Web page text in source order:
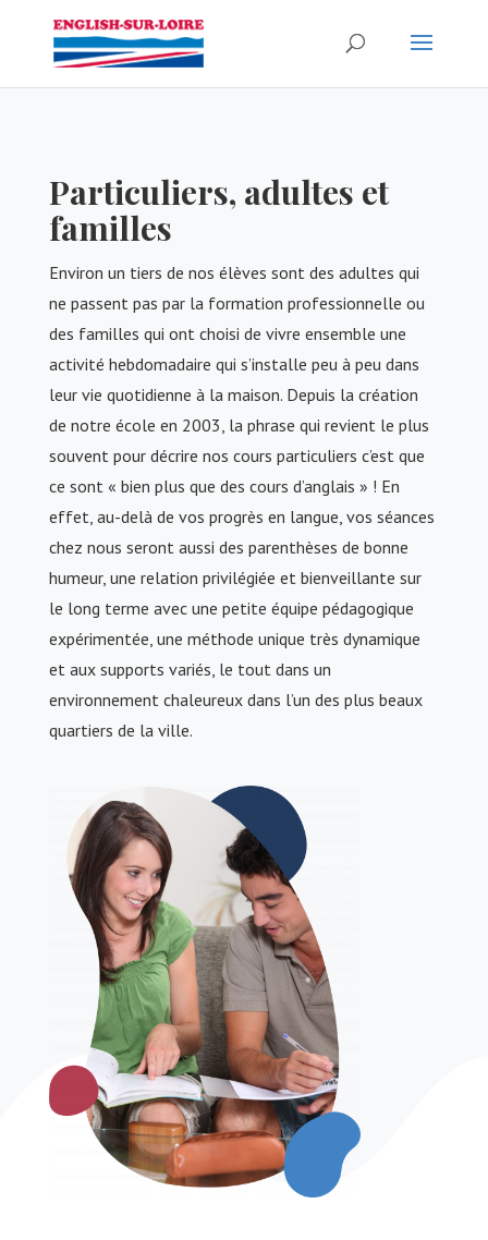
Particuliers, adultes et
familles
Environ un tiers de nos élèves sont des adultes qui
ne passent pas par la formation professionnelle ou
des familles qui ont choisi de vivre ensemble une
activité hebdomadaire qui s’installe peu à peu dans
leur vie quotidienne à la maison. Depuis la création
de notre école en 2003, la phrase qui revient le plus
souvent pour décrire nos cours particuliers c’est que
ce sont « bien plus que des cours d’anglais » ! En
effet, au-delà de vos progrès en langue, vos séances
chez nous seront aussi des parenthèses de bonne
humeur, une relation privilégiée et bienveillante sur
le long terme avec une petite équipe pédagogique
expérimentée, une méthode unique très dynamique
et aux supports variés, le tout dans un
environnement chaleureux dans l’un des plus beaux
quartiers de la ville.